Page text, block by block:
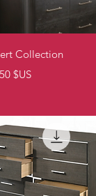
Aperçu rapide
Collection
$US